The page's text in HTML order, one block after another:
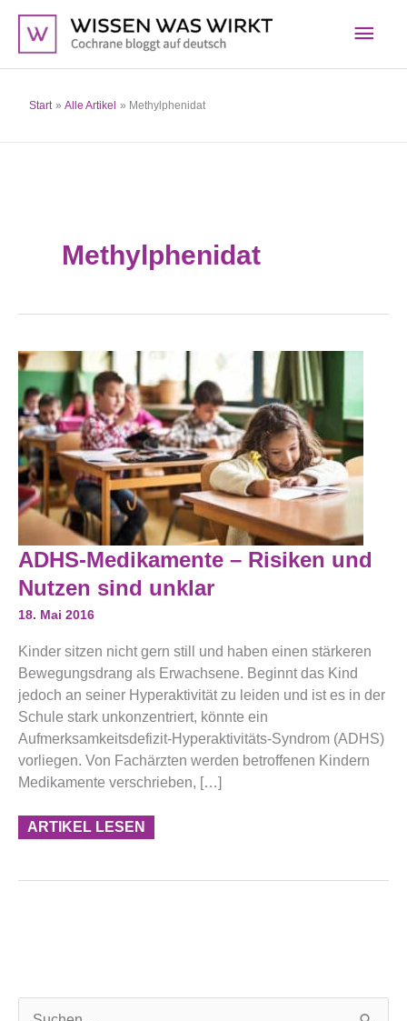
Inhalt
springen
Start Alle Artikel Methylphenidat
Methylphenidat
ADHS-Medikamente – Risiken und
Nutzen sind unklar
18. Mai 2016
Kinder sitzen nicht gern still und haben einen stärkeren
Bewegungsdrang als Erwachsene. Beginnt das Kind
jedoch an seiner Hyperaktivität zu leiden und ist es in der
Schule stark unkonzentriert, könnte ein
Aufmerksamkeitsdefizit-Hyperaktivitäts-Syndrom (ADHS)
vorliegen. Von Fachärzten werden betroffenen Kindern
Medikamente verschrieben, […]
ADHS-
Medikamente
–
Risiken
Und
Nutzen
Unklar
ARTIKEL LESEN